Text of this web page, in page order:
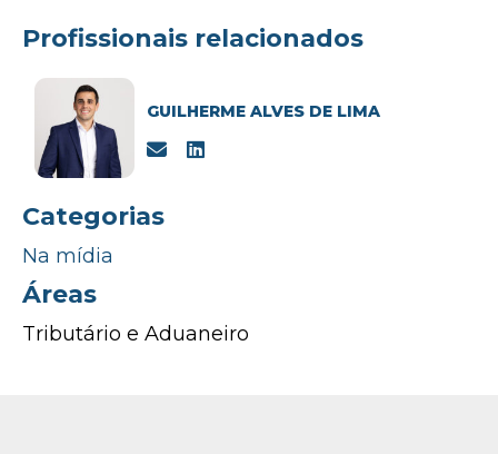
Profissionais relacionados
GUILHERME ALVES DE LIMA
Categorias
Na mídia
Áreas
Tributário e Aduaneiro